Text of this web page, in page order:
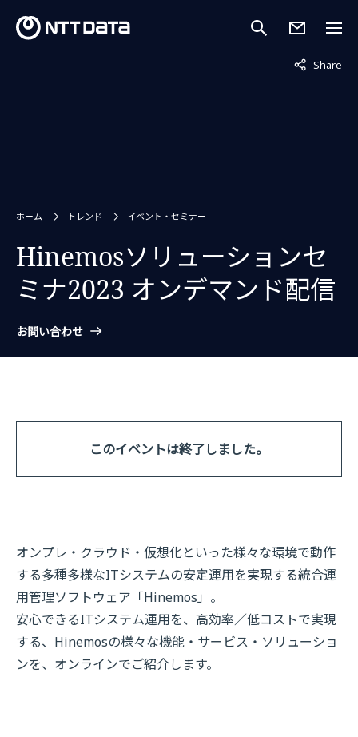
Share
非表示中
ホーム トレンド イベント・セミナー
Hinemosソリューションセ
ミナ2023 オンデマンド配信
お問い合わせ
このイベントは終了しました。
オンプレ・クラウド・仮想化といった様々な環境で動作
する多種多様なITシステムの安定運用を実現する統合運
用管理ソフトウェア「Hinemos」。
安心できるITシステム運用を、高効率／低コストで実現
する、Hinemosの様々な機能・サービス・ソリューショ
ンを、オンラインでご紹介します。